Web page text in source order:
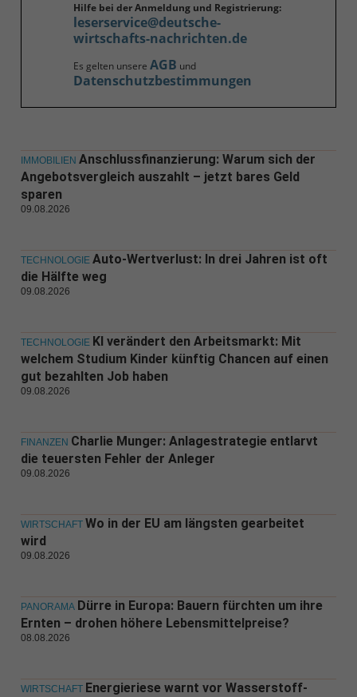
Hilfe bei der Anmeldung und Registrierung:
leserservice@deutsche-
wirtschafts-nachrichten.de
Es gelten unsere AGB und
Datenschutzbestimmungen
IMMOBILIEN Anschlussfinanzierung: Warum sich der
Angebotsvergleich auszahlt – jetzt bares Geld
sparen
09.08.2026
TECHNOLOGIE Auto-Wertverlust: In drei Jahren ist oft
die Hälfte weg
09.08.2026
TECHNOLOGIE KI verändert den Arbeitsmarkt: Mit
welchem Studium Kinder künftig Chancen auf einen
gut bezahlten Job haben
09.08.2026
FINANZEN Charlie Munger: Anlagestrategie entlarvt
die teuersten Fehler der Anleger
09.08.2026
WIRTSCHAFT Wo in der EU am längsten gearbeitet
wird
09.08.2026
PANORAMA Dürre in Europa: Bauern fürchten um ihre
Ernten – drohen höhere Lebensmittelpreise?
08.08.2026
WIRTSCHAFT Energieriese warnt vor Wasserstoff-